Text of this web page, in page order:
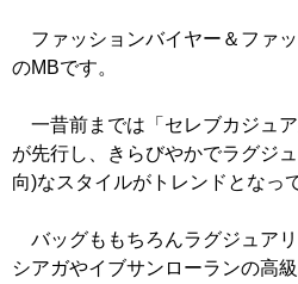
ファッションバイヤー＆ファ
のMBです。
一昔前までは「セレブカジュ
が先行し、きらびやかでラグジ
向)なスタイルがトレンドとなっ
バッグももちろんラグジュア
シアガやイブサンローランの高